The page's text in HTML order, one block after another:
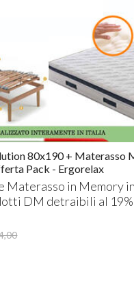
80x190 + Materasso
Pack - Ergorelax
Materasso in Memory
DM detraibili al 19%